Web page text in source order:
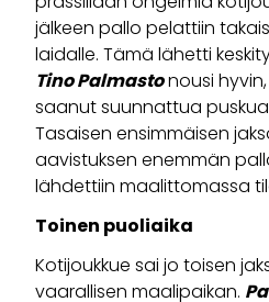
jälkeen pallo pelattiin
laidalle. Tämä lähetti
Tino Palmastonousi
saanut suunnattua
Tasaisen ensimmäisen
aavistuksen enemmän
lähdettiin maalittomassa
Toinen puoliaika
Kotijoukkue sai jo toisen
vaarallisen maalipaikan.